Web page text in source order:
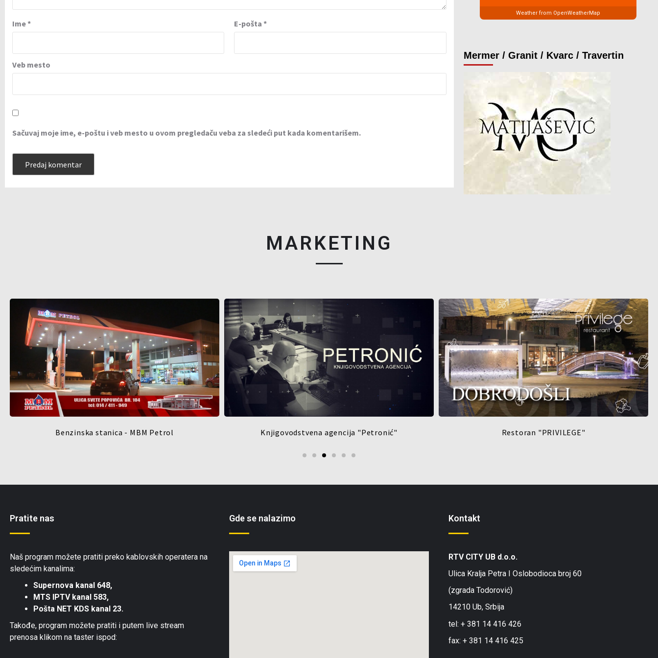
Ime* E-pošta*
Veb mesto
Sačuvaj moje ime, e-poštu i veb mesto u ovom pregledaču veba za sledeći put kada komentarišem.
Weather from OpenWeatherMap
Mermer / Granit / Kvarc / Travertin
MARKETING
Benzinska stanica - MBM Petrol Knjigovodstvena agencija "Petronić" Restoran "PRIVILEGE"
Pratite nas
Naš program možete pratiti preko kablovskih operatera na
sledećim kanalima:
Supernova kanal 648,
MTS IPTV kanal 583,
Pošta NET KDS kanal 23.
Takođe, program možete pratiti i putem live stream
prenosa klikom na taster ispod:
Gde se nalazimo Kontakt
RTV CITY UB d.o.o.
Ulica Kralja Petra I Oslobodioca broj 60
(zgrada Todorović)
14210 Ub, Srbija
tel: + 381 14 416 426
fax: + 381 14 416 425